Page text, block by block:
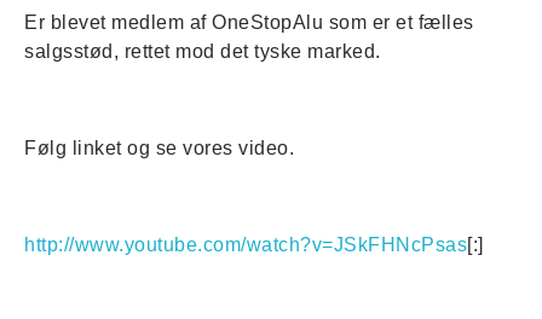
Er blevet medlem af OneStopAlu som er et fælles
salgsstød, rettet mod det tyske marked.
Følg linket og se vores video.
http://www.youtube.com/watch?v=JSkFHNcPsas[:]